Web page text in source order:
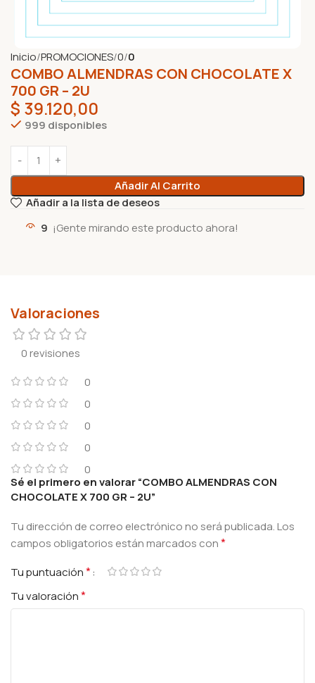
Inicio PROMOCIONES 0 0
COMBO ALMENDRAS CON CHOCOLATE X
700 GR – 2U
$ 39.120,00
999 disponibles
Añadir Al Carrito
Añadir a la lista de deseos
9 ¡Gente mirando este producto ahora!
Valoraciones
0 revisiones
0
0
0
0
0
Sé el primero en valorar “COMBO ALMENDRAS CON
CHOCOLATE X 700 GR – 2U”
Tu dirección de correo electrónico no será publicada.Los
campos obligatorios están marcados con*
Tu puntuación*
Tu valoración*